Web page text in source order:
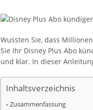
Wussten Sie, dass
Sie Ihr Disney Plus Abo
und klar. In dieser
Inhaltsverzeichnis
Zusammenfassung